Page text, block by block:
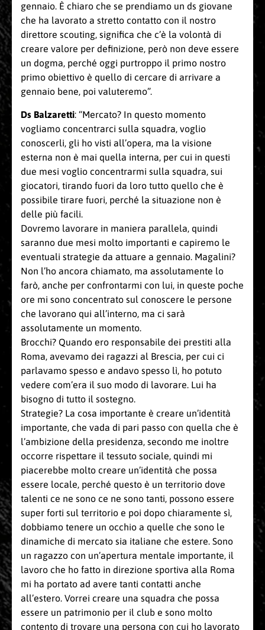
gennaio. È chiaro che se prendiamo un ds giovane
che ha lavorato a stretto contatto con il nostro
direttore scouting, significa che c’è la volontà di
creare valore per definizione, però non deve essere
un dogma, perché oggi purtroppo il primo nostro
primo obiettivo è quello di cercare di arrivare a
gennaio bene, poi valuteremo”.
Ds Balzaretti: “Mercato? In questo momento
vogliamo concentrarci sulla squadra, voglio
conoscerli, gli ho visti all’opera, ma la visione
esterna non è mai quella interna, per cui in questi
due mesi voglio concentrarmi sulla squadra, sui
giocatori, tirando fuori da loro tutto quello che è
possibile tirare fuori, perché la situazione non è
delle più facili.
Dovremo lavorare in maniera parallela, quindi
saranno due mesi molto importanti e capiremo le
eventuali strategie da attuare a gennaio. Magalini?
Non l’ho ancora chiamato, ma assolutamente lo
farò, anche per confrontarmi con lui, in queste poche
ore mi sono concentrato sul conoscere le persone
che lavorano qui all’interno, ma ci sarà
assolutamente un momento.
Brocchi? Quando ero responsabile dei prestiti alla
Roma, avevamo dei ragazzi al Brescia, per cui ci
parlavamo spesso e andavo spesso lì, ho potuto
vedere com’era il suo modo di lavorare. Lui ha
bisogno di tutto il sostegno.
Strategie? La cosa importante è creare un’identità
importante, che vada di pari passo con quella che è
l’ambizione della presidenza, secondo me inoltre
occorre rispettare il tessuto sociale, quindi mi
piacerebbe molto creare un’identità che possa
essere locale, perché questo è un territorio dove
talenti ce ne sono ce ne sono tanti, possono essere
super forti sul territorio e poi dopo chiaramente sì,
dobbiamo tenere un occhio a quelle che sono le
dinamiche di mercato sia italiane che estere. Sono
un ragazzo con un’apertura mentale importante, il
lavoro che ho fatto in direzione sportiva alla Roma
mi ha portato ad avere tanti contatti anche
all’estero. Vorrei creare una squadra che possa
essere un patrimonio per il club e sono molto
contento di trovare una persona con cui ho lavorato